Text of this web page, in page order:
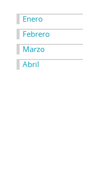
Enero
Febrero
Marzo
Abril